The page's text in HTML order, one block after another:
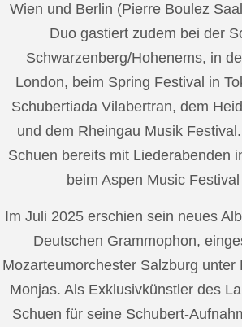
Wien und Berlin (Pierre Boulez
Duo gastiert zudem bei der
Schwarzenberg/Hohenems, in
London, beim Spring Festival in
Schubertiada Vilabertran, dem
und dem Rheingau Musik
Schuen bereits mit Liederabenden
beim Aspen Music
Im Juli 2025 erschien sein neues
Deutschen Grammophon,
Mozarteumorchester Salzburg unter
Monjas. Als Exklusivkünstler des
Schuen für seine Schubert-